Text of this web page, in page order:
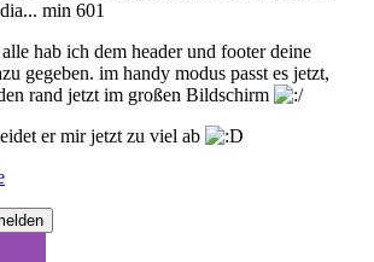
min 601
hab ich dem header und footer deine
gegeben. im handy modus passt es jetzt,
rand jetzt im großen Bildschirm
er mir jetzt zu viel ab